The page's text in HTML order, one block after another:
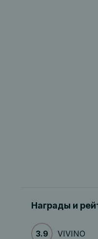
Награды и
3.9 VIVINO